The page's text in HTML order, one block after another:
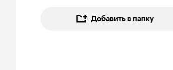
Добавить в папку